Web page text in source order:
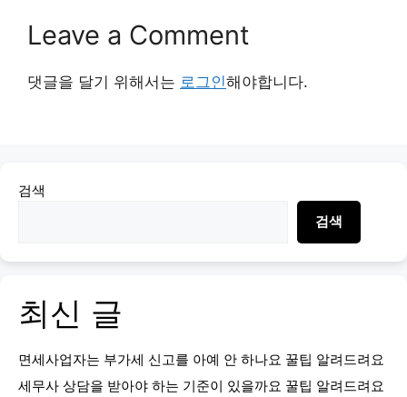
Leave a Comment
댓글을 달기 위해서는 로그인해야합니다.
검색
검색
최신 글
면세사업자는 부가세 신고를 아예 안 하나요 꿀팁 알려드려요
세무사 상담을 받아야 하는 기준이 있을까요 꿀팁 알려드려요